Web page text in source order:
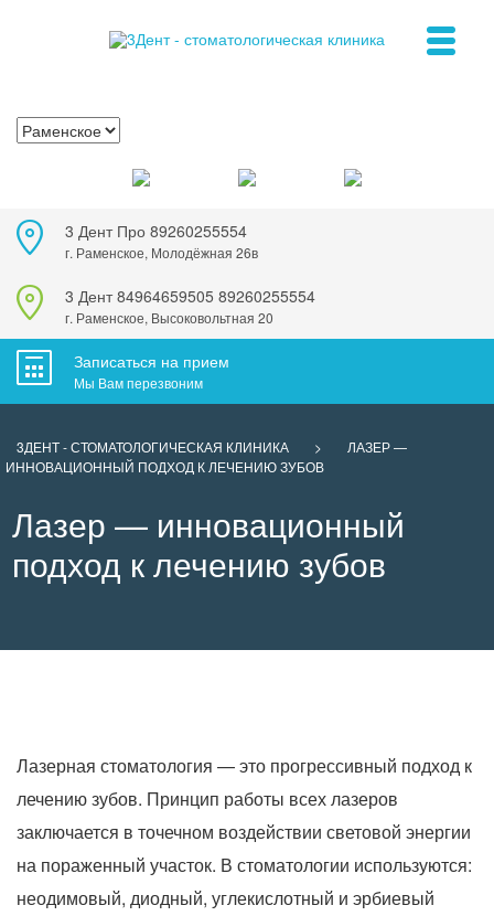
3 Дент Про 89260255554
г. Раменское, Молодёжная 26в
3 Дент84964659505 89260255554
г. Раменское, Высоковольтная 20
Записаться на прием
Мы Вам перезвоним
3ДЕНТ - СТОМАТОЛОГИЧЕСКАЯ КЛИНИКА >
ЛАЗЕР —
ИННОВАЦИОННЫЙ ПОДХОД К ЛЕЧЕНИЮ ЗУБОВ
Лазер — инновационный
подход к лечению зубов
Лазерная стоматология — это прогрессивный подход к
лечению зубов. Принцип работы всех лазеров
заключается в точечном воздействии световой энергии
на пораженный участок. В стоматологии используются:
неодимовый, диодный, углекислотный и эрбиевый